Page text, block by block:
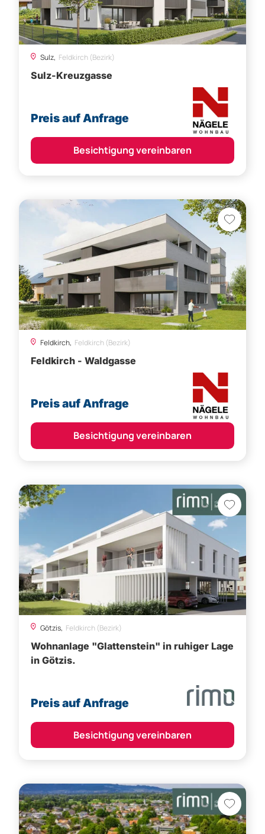
Sulz, Feldkirch (Bezirk)
Sulz-Kreuzgasse
Preis auf Anfrage
Besichtigung vereinbaren
Feldkirch, Feldkirch (Bezirk)
Feldkirch - Waldgasse
Preis auf Anfrage
Besichtigung vereinbaren
Götzis, Feldkirch (Bezirk)
Wohnanlage "Glattenstein" in ruhiger Lage
in Götzis.
Preis auf Anfrage
Besichtigung vereinbaren